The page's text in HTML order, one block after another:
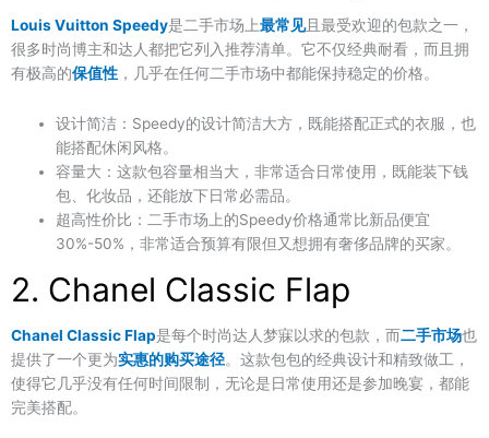
Louis Vuitton Speedy是二手市场上最常见且最受欢迎的包款之一，
很多时尚博主和达人都把它列入推荐清单。它不仅经典耐看，而且拥
有极高的保值性 ，几乎在任何二手市场中都能保持稳定的价格。
设计简洁 ：Speedy的设计简洁大方，既能搭配正式的衣服，也
能搭配休闲风格。
容量大 ：这款包容量相当大，非常适合日常使用，既能装下钱
包、化妆品，还能放下日常必需品。
超高性价比 ：二手市场上的Speedy价格通常比新品便宜
30%-50%，非常适合预算有限但又想拥有奢侈品牌的买家。
2. Chanel Classic Flap
Chanel Classic Flap是每个时尚达人梦寐以求的包款，而二手市场也
提供了一个更为实惠的购买途径。这款包包的经典设计和精致做工，
使得它几乎没有任何时间限制，无论是日常使用还是参加晚宴，都能
完美搭配。